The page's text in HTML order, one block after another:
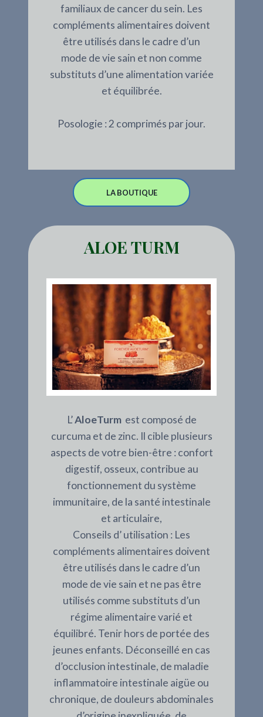
familiaux de cancer du sein. Les
compléments alimentaires doivent
être utilisés dans le cadre d’un
mode de vie sain et non comme
substituts d’une alimentation variée
et équilibrée.
Posologie : 2 comprimés par jour.
LA BOUTIQUE
ALOE TURM
L’AloeTurmest composé de
curcuma et de zinc. Il cible plusieurs
aspects de votre bien-être : confort
digestif, osseux, contribue au
fonctionnement du système
immunitaire, de la santé intestinale
et articulaire,
Conseils d’ utilisation : Les
compléments alimentaires doivent
être utilisés dans le cadre d’un
mode de vie sain et ne pas être
utilisés comme substituts d’un
régime alimentaire varié et
équilibré. Tenir hors de portée des
jeunes enfants. Déconseillé en cas
d’occlusion intestinale, de maladie
inflammatoire intestinale aigüe ou
chronique, de douleurs abdominales